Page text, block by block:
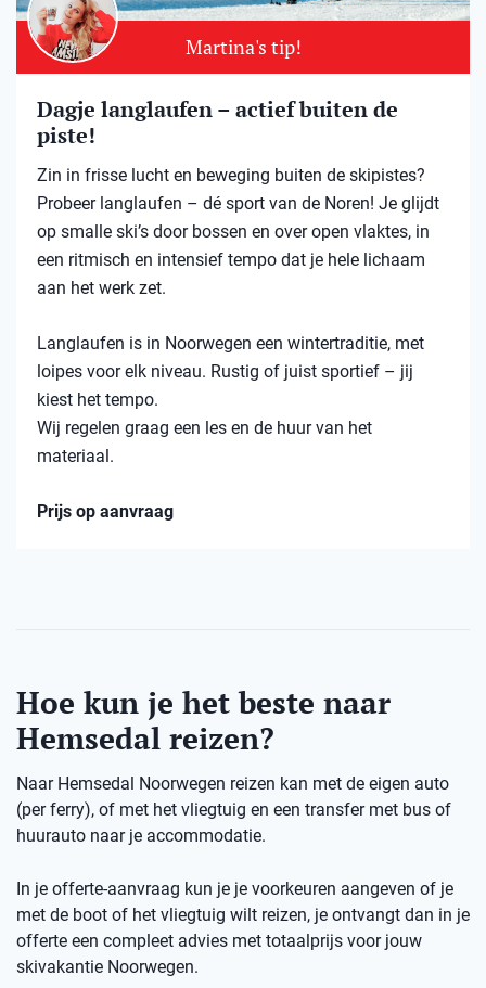
Martina's tip!
Dagje langlaufen – actief buiten de
piste!
Zin in frisse lucht en beweging buiten de skipistes?
Probeer langlaufen – dé sport van de Noren! Je glijdt
op smalle ski’s door bossen en over open vlaktes, in
een ritmisch en intensief tempo dat je hele lichaam
aan het werk zet.
Langlaufen is in Noorwegen een wintertraditie, met
loipes voor elk niveau. Rustig of juist sportief – jij
kiest het tempo.
Wij regelen graag een les en de huur van het
materiaal.
Prijs op aanvraag
Hoe kun je het beste naar
Hemsedal reizen?
Naar Hemsedal Noorwegen reizen kan met de eigen auto
(per ferry), of met het vliegtuig en een transfer met bus of
huurauto naar je accommodatie.
In je offerte-aanvraag kun je je voorkeuren aangeven of je
met de boot of het vliegtuig wilt reizen, je ontvangt dan in je
offerte een compleet advies met totaalprijs voor jouw
skivakantie Noorwegen.